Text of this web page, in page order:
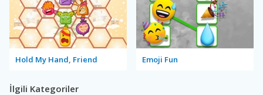
Hold My Hand, Friend Emoji Fun
İlgili Kategoriler